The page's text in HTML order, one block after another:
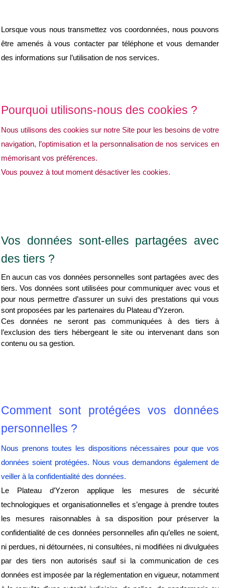
Lorsque vous nous transmettez vos coordonnées, nous pouvons
être amenés à vous contacter par téléphone et vous demander
des informations sur l’utilisation de nos services.
Pourquoi utilisons-nous des cookies ?
Nous utilisons des cookies sur notre Site pour les besoins de votre
navigation, l’optimisation et la personnalisation de nos services en
mémorisant vos préférences.
Vous pouvez à tout moment désactiver les cookies.
Vos données sont-elles partagées avec
des tiers ?
En aucun cas vos données personnelles sont partagées avec des
tiers. Vos données sont utilisées pour communiquer avec vous et
pour nous permettre d’assurer un suivi des prestations qui vous
sont proposées par les partenaires du Plateau d’Yzeron.
Ces données ne seront pas communiquées à des tiers à
l’exclusion des tiers hébergeant le site ou intervenant dans son
contenu ou sa gestion.
Comment sont protégées vos données
personnelles ?
Nous prenons toutes les dispositions nécessaires pour que vos
données soient protégées. Nous vous demandons également de
veiller à la confidentialité des données.
Le Plateau d’Yzeron applique les mesures de sécurité
technologiques et organisationnelles et s’engage à prendre toutes
les mesures raisonnables à sa disposition pour préserver la
confidentialité de ces données personnelles afin qu’elles ne soient,
ni perdues, ni détournées, ni consultées, ni modifiées ni divulguées
par des tiers non autorisés sauf si la communication de ces
données est imposée par la réglementation en vigueur, notamment